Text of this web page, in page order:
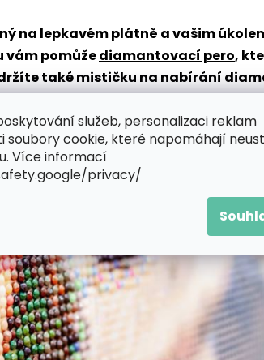
služeb, personalizaci reklam
soubory cookie, které napomáhají
Více informací
privacy/
na lepkavém plátně a vašim
pomůžediamantovací pero,
také mističku na nabírání
zábavy?